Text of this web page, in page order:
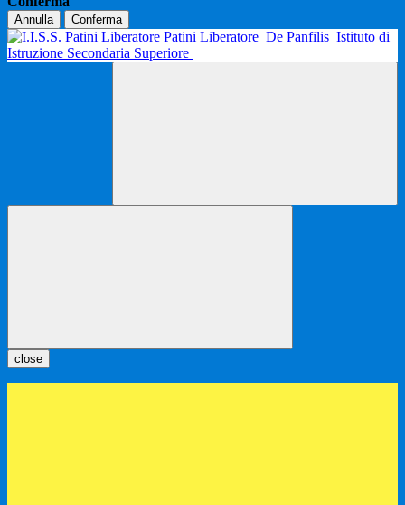
Annulla Conferma
Patini Liberatore De Panfilis Istituto di
Istruzione Secondaria Superiore
close